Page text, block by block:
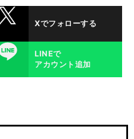
Xでフォローする
LINEで
アカウント追加